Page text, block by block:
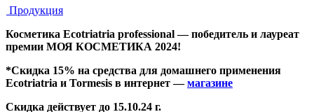
Продукция
Косметика Ecotriatria professional — победитель и лауреат
премии МОЯ КОСМЕТИКА 2024!
*Скидка 15% на средства для домашнего применения
Ecotriatria и Tormesis в интернет —магазине
Скидка действует до 15.10.24 г.